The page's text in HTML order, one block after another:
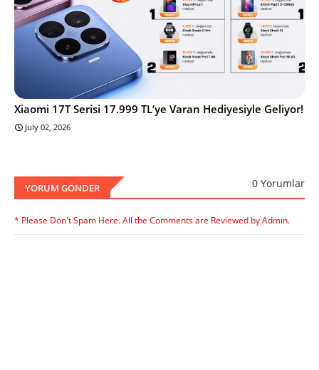
Xiaomi 17T Serisi 17.999 TL’ye Varan Hediyesiyle Geliyor!
July 02, 2026
YORUM GÖNDER 0 Yorumlar
* Please Don't Spam Here. All the Comments are Reviewed by Admin.